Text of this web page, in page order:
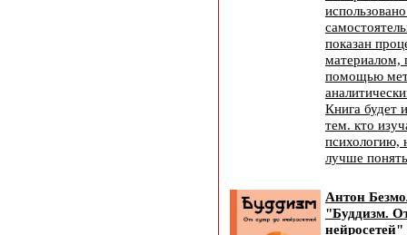
показан
материалом,
помощью
Книга будет
тем. кто
психологию,
лучше
Антон
"Буддизм.